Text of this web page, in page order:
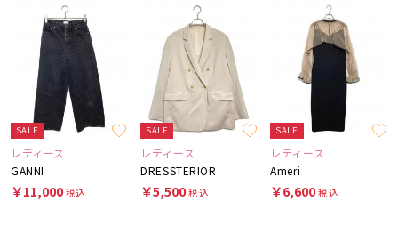
SALE
レディース
GANNI
￥11,000税込
SALE
レディース
DRESSTERIOR
￥5,500税込
SALE
レディース
Ameri
￥6,600税込